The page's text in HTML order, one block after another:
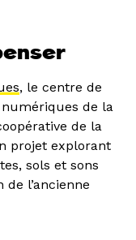
, le centre de
de la
de la
projet explorant
sols et sons
l’ancienne